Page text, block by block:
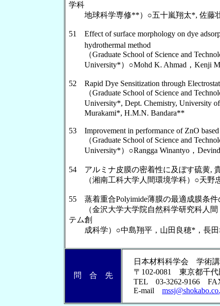
学科
地球科学専修**）○五十嵐翔太*, 佐藤
51 Effect of surface morphology on dye
hydrothermal method
（Graduate School of Science and
University*）○Mohd K. Ahmad，Kenji
52 Rapid Dye Sensitization through
（Graduate School of Science and
University*, Dept. Chemistry, University of
Murakami*, H.M.N. Bandara**
53 Improvement in performance of ZnO
（Graduate School of Science and
University*）○Rangga Winantyo，
54 アルミナ皮膜の密着性に及ぼす硫黄,
（湘南工科大学人間環境学科）○天野
55 蒸着重合Polyimide薄膜の最適成膜条件
（金沢大学大学院自然科学研究科人間
テム創
成科学）○中島翔平，山田良穂*，長田
問 合 先
日本材料科学会 学術講
〒102-0081 東京都千代
TEL 03-3262-9166
E-mail